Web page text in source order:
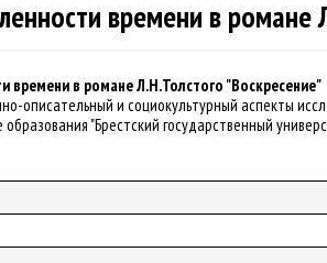
времени в романе
времени в романе Л.Н.Толстого "Воскресение"
описательный и социокультурный аспекты
"Брестский государственный